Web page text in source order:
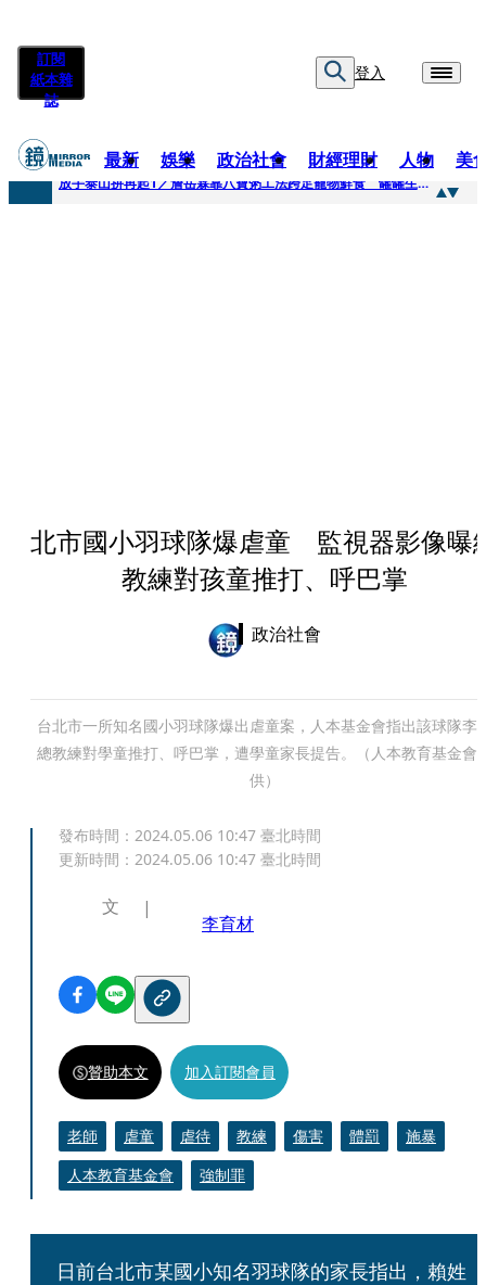
訂閱
紙本雜
誌
登入
最新 娛樂 政治社會 財經理財 人物 美
快訊
放手泰山拚再起1／詹岳霖靠八寶粥工法跨足寵物鮮食 罐罐生產前先請「叼嘴王后」試吃
北市國小羽球隊爆虐童 監視器影像曝
教練對孩童推打、呼巴掌
政治社會
台北市一所知名國小羽球隊爆出虐童案，人本基金會指出該球隊李
總教練對學童推打、呼巴掌，遭學童家長提告。（人本教育基金會
供）
發布時間： 2024.05.06 10:47 臺北時間
更新時間： 2024.05.06 10:47 臺北時間
文
李育材
贊助本文 加入訂閱會員
老師 虐童 虐待 教練 傷害 體罰
施暴
人本教育基金會
強制罪
日前台北市某國小知名羽球隊的家長指出，賴姓